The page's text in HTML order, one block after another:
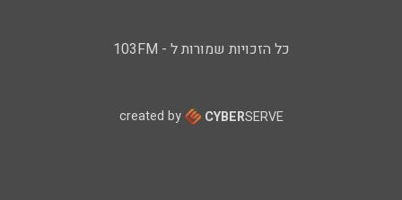
כל הזכויות שמורות ל - 103FM
created by CYBERSERVE